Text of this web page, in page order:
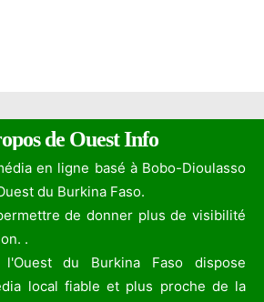
de Ouest Info
en ligne basé à Bobo-Dioulasso
du Burkina Faso.
de donner plus de visibilité
.
du Burkina Faso dispose
local fiable et plus proche de la